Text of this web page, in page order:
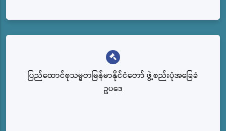
ပြည်‌ထောင်စုသမ္မတမြန်မာနိုင်ငံတော် ဖွဲ့စည်းပုံအခြေခံ
ဥပဒေ